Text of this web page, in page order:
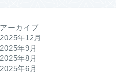
アーカイブ
2025年12月
2025年9月
2025年8月
2025年6月